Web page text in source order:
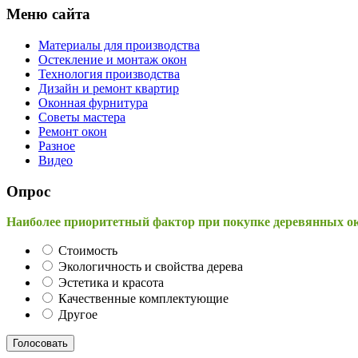
Меню сайта
Материалы для производства
Остекление и монтаж окон
Технология производства
Дизайн и ремонт квартир
Оконная фурнитура
Советы мастера
Ремонт окон
Разное
Видео
Опрос
Наиболее приоритетный фактор при покупке деревянных
Стоимость
Экологичность и свойства дерева
Эстетика и красота
Качественные комплектующие
Другое